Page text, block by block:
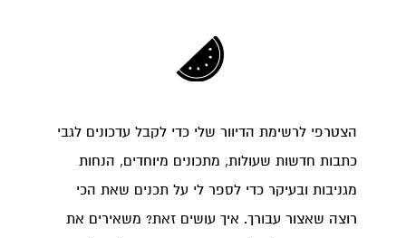
הצטרפי לרשימת הדיוור שלי כדי לקבל עדכונים לגבי
כתבות חדשות שעולות, מתכונים מיוחדים, הנחות
מגניבות ובעיקר כדי לספר לי על תכנים שאת הכי
רוצה שאצור עבורך. איך עושים זאת? משאירים את